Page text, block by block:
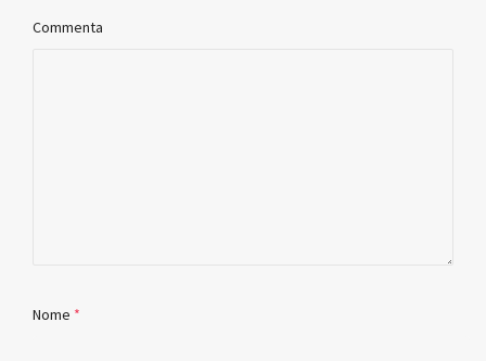
Commenta
Nome *